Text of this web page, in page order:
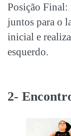
Posição Final:
juntos para o
inicial e
esquerdo.
2-